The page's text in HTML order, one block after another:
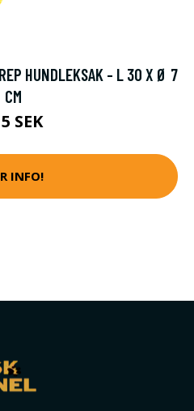
HUNDLEKSAK - L 30 X Ø 7
CM
SEK
INFO!